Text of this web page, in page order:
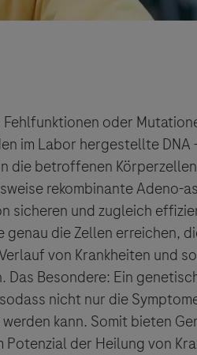
oder
im Labor hergestellte
die betroffenen
rekombinante Adeno-
sicheren und zugleich
die Zellen erreichen,
von Krankheiten und
Besondere: Ein
nicht nur die
kann. Somit bieten
der Heilung von